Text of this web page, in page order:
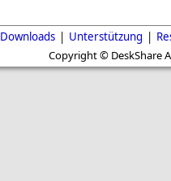
Downloads | Unterstützung |
Copyright © DeskShare